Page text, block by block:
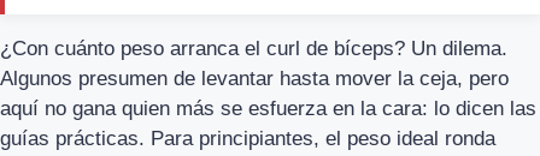
¿Con cuánto peso arranca el curl de bíceps? Un dilema.
Algunos presumen de levantar hasta mover la ceja, pero
aquí no gana quien más se esfuerza en la cara: lo dicen las
guías prácticas. Para principiantes, el peso ideal ronda